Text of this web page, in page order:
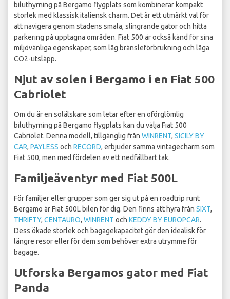
biluthyrning på Bergamo flygplats som kombinerar kompakt
storlek med klassisk italiensk charm. Det är ett utmärkt val för
att navigera genom stadens smala, slingrande gator och hitta
parkering på upptagna områden. Fiat 500 är också känd för sina
miljövänliga egenskaper, som låg bränsleförbrukning och låga
CO2-utsläpp.
Njut av solen i Bergamo i en Fiat 500
Cabriolet
Om du är en solälskare som letar efter en oförglömlig
biluthyrning på Bergamo flygplats kan du välja Fiat 500
Cabriolet. Denna modell, tillgänglig från WINRENT, SICILY BY
CAR, PAYLESS och RECORD, erbjuder samma vintagecharm som
Fiat 500, men med fördelen av ett nedfällbart tak.
Familjeäventyr med Fiat 500L
För familjer eller grupper som ger sig ut på en roadtrip runt
Bergamo är Fiat 500L bilen för dig. Den finns att hyra från SIXT,
THRIFTY, CENTAURO, WINRENT och KEDDY BY EUROPCAR.
Dess ökade storlek och bagagekapacitet gör den idealisk för
längre resor eller för dem som behöver extra utrymme för
bagage.
Utforska Bergamos gator med Fiat
Panda